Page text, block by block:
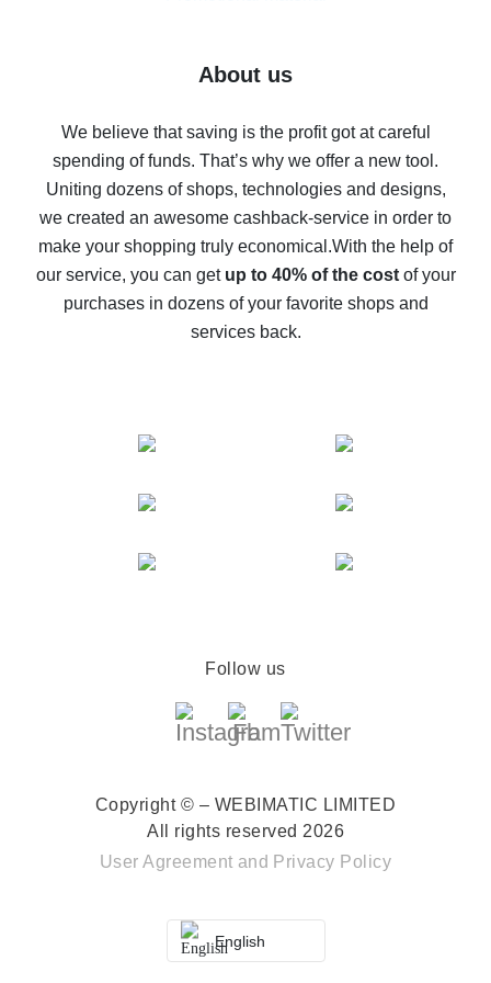
Five ways to get the most cash back on AliExpress
back
10% cash back on AliExpress - the impossible is
possible
The best cash back on AliExpress - how to find it
The best cash back service for AliExpress - let's
compare offers
About us
We believe that saving is the profit got at careful
spending of funds. That’s why we offer a new tool.
Uniting dozens of shops, technologies and designs,
we created an awesome cashback-service in order to
make your shopping truly economical.With the help of
our service, you can get up to 40% of the costof your
purchases in dozens of your favorite shops and
services back.
Follow us
Copyright © – WEBIMATIC LIMITED
All rights reserved 2026
User Agreement and Privacy Policy
English